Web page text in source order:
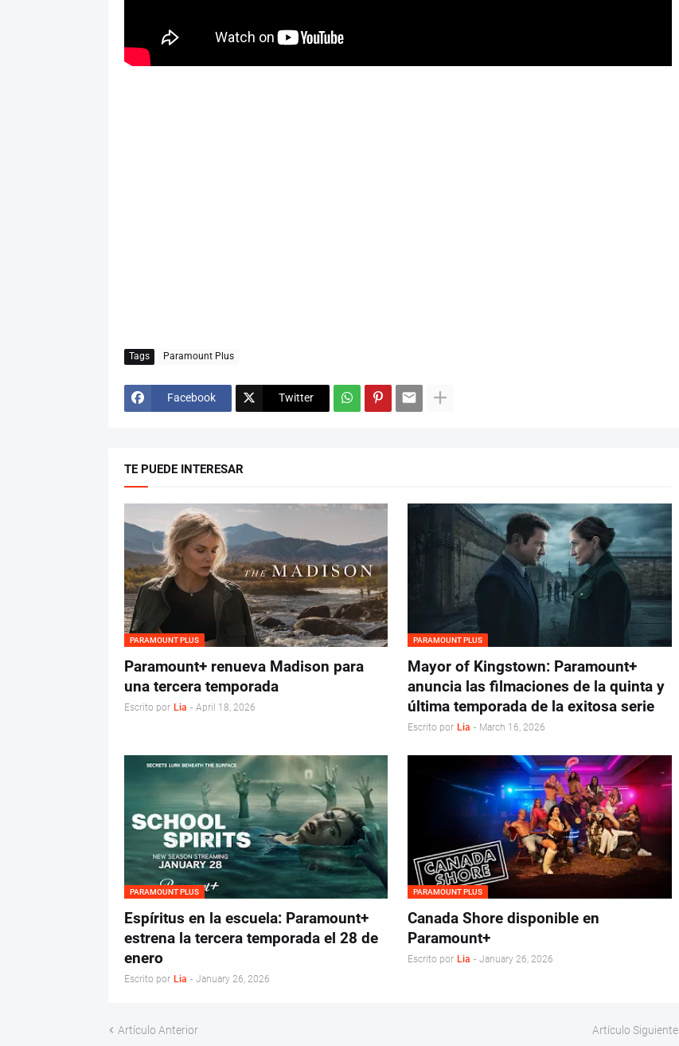
Tags Paramount Plus
Facebook Twitter
TE PUEDE INTERESAR
PARAMOUNT PLUS
Paramount+ renueva Madison para
una tercera temporada
Escrito por Lia - April 18, 2026
PARAMOUNT PLUS
Mayor of Kingstown: Paramount+
anuncia las filmaciones de la quinta y
última temporada de la exitosa serie
Escrito por Lia - March 16, 2026
PARAMOUNT PLUS
Espíritus en la escuela: Paramount+
estrena la tercera temporada el 28 de
enero
Escrito por Lia - January 26, 2026
PARAMOUNT PLUS
Canada Shore disponible en
Paramount+
Escrito por Lia - January 26, 2026
Artículo Anterior Artículo Siguiente